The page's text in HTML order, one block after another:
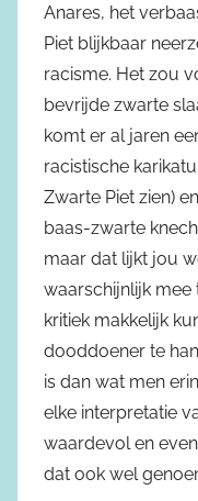
Anares, het
Piet blijkbaar
racisme. Het zou
bevrijde zwarte
komt er al jaren
racistische
Zwarte Piet zien)
baas-zwarte
maar dat lijkt jou
waarschijnlijk mee
kritiek makkelijk
dooddoener te
is dan wat men
elke interpretatie
waardevol en
dat ook wel